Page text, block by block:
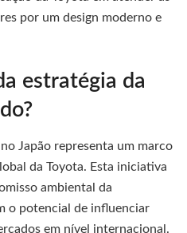
por um design moderno e
estratégia da
Japão representa um marco
da Toyota. Esta iniciativa
ambiental da
o potencial de influenciar
em nível internacional.